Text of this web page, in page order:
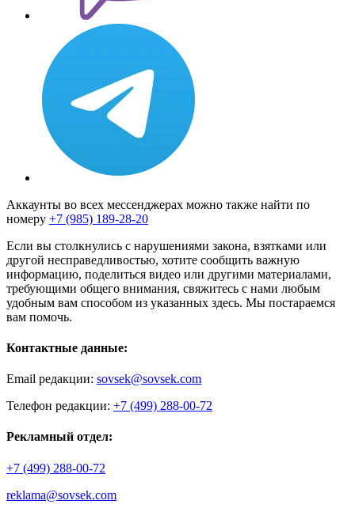
Аккаунты во всех мессенджерах можно также найти по
номеру +7 (985) 189-28-20
Если вы столкнулись с нарушениями закона, взятками или
другой несправедливостью, хотите сообщить важную
информацию, поделиться видео или другими материалами,
требующими общего внимания, свяжитесь с нами любым
удобным вам способом из указанных здесь. Мы постараемся
вам помочь.
Контактные данные:
Email редакции: sovsek@sovsek.com
Телефон редакции: +7 (499) 288-00-72
Рекламный отдел:
+7 (499) 288-00-72
reklama@sovsek.com